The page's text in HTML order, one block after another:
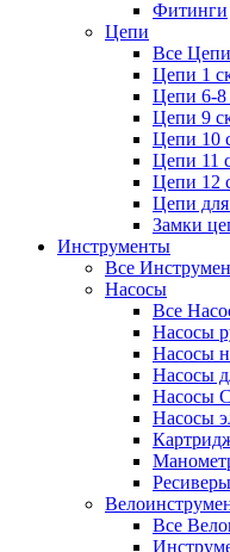
Фитинги
Цепи
Все Цепи
Цепи 1
Цепи 6-8
Цепи 9
Цепи 10
Цепи 11
Цепи 12
Цепи для
Замки
Инструменты
Все
Насосы
Все
Насосы
Насосы
Насосы
Насосы
Насосы
Ресиверы
Все